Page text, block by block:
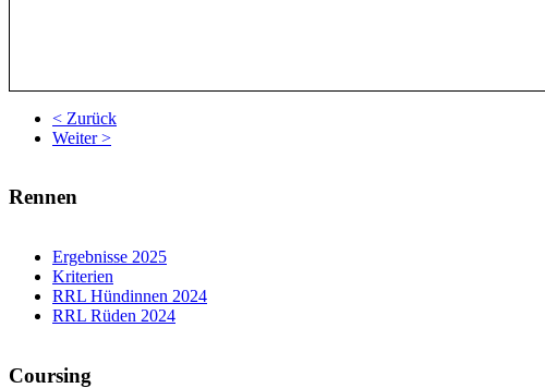
< Zurück
Weiter >
Rennen
Ergebnisse 2025
Kriterien
RRL Hündinnen 2024
RRL Rüden 2024
Coursing